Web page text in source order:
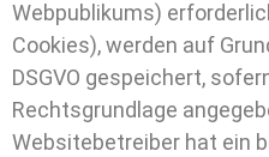
Webpublikums)
Cookies), werden auf
DSGVO gespeichert,
Rechtsgrundlage
Websitebetreiber hat ein